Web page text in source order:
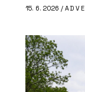
15. 6. 2026 /